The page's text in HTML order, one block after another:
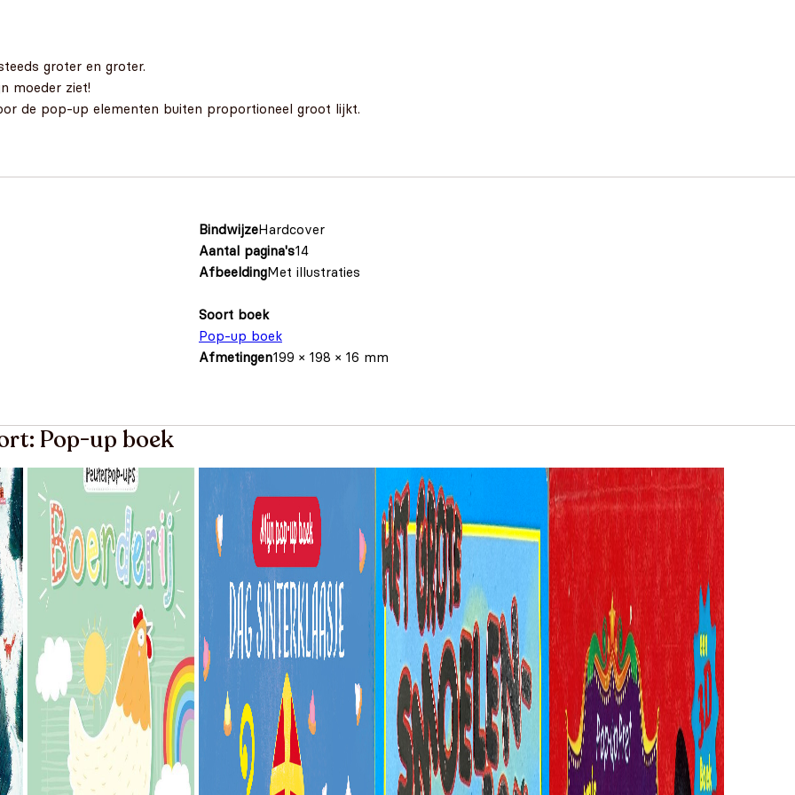
groter en groter.
moeder ziet!
de pop-up elementen buiten proportioneel groot lijkt.
BindwijzeHardcover
Aantal pagina's14
AfbeeldingMet illustraties
Soort boek
Pop-up boek
Afmetingen199 × 198 × 16 mm
Pop-up boek